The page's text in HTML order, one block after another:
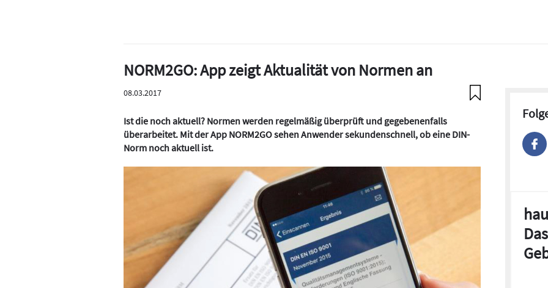
NORM2GO: App zeigt Aktualität von Normen an
08.03.2017
Ist die noch aktuell? Normen werden regelmäßig überprüft und gegebenenfalls
überarbeitet. Mit der App NORM2GO sehen Anwender sekundenschnell, ob eine DIN-
Norm noch aktuell ist.